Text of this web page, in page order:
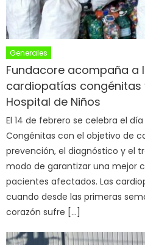
Generales
Fundacore acompaña a
cardiopatías congénitas
Hospital de Niños
El 14 de febrero se celebra el
Congénitas con el objetivo de
prevención, el diagnóstico y el
modo de garantizar una mejor
pacientes afectados. Las
cuando desde las primeras
corazón sufre […]